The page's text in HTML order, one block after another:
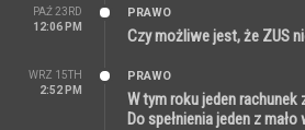
PAŹ 23RD
12:06 PM
PRAWO
Czy możliwe jest, że ZUS
WRZ 15TH
2:52 PM
PRAWO
W tym roku jeden rachunek
Do spełnienia jeden z